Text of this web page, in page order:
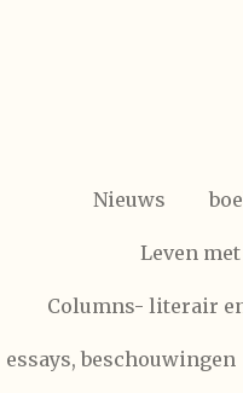
Nieuws
Leven
Columns- literair
essays, beschouwingen